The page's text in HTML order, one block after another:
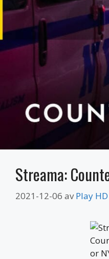
Streama:
2021-12-06 avPlay HD